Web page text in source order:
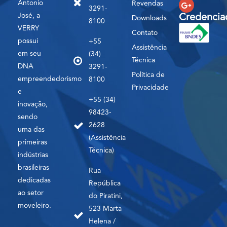
Antonio
José, a
VERRY
possui
em seu
DNA
empreendedorismo
e
inovação,
sendo
uma das
primeiras
indústrias
brasileiras
dedicadas
ao setor
moveleiro.
3291-
8100
+55
(34)
3291-
8100
+55 (34)
98423-
2628
(Assistência
Técnica)
Rua
República
do Piratini,
523 Marta
Helena /
Revendas
Downloads
Contato
Assistência
Técnica
Política de
Privacidade